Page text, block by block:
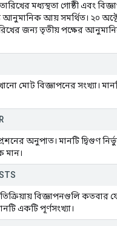
মধ্যস্থতা গোষ্ঠী এবং
আনুমানিক আয় সমর্থিত। ২০
জন্য তৃতীয় পক্ষের
মোট বিজ্ঞাপনের সংখ্যা।
অনুপাত। মানটি দ্বিগুণ
মান।
বিজ্ঞাপনগুলি কতবার
একটি পূর্ণসংখ্যা।